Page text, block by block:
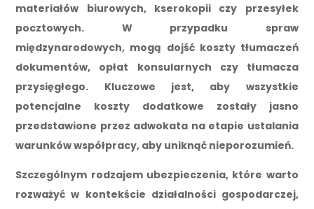
materiałów biurowych, kserokopii czy przesyłek
pocztowych. W przypadku spraw
międzynarodowych, mogą dojść koszty tłumaczeń
dokumentów, opłat konsularnych czy tłumacza
przysięgłego. Kluczowe jest, aby wszystkie
potencjalne koszty dodatkowe zostały jasno
przedstawione przez adwokata na etapie ustalania
warunków współpracy, aby uniknąć nieporozumień.
Szczególnym rodzajem ubezpieczenia, które warto
rozważyć w kontekście działalności gospodarczej,